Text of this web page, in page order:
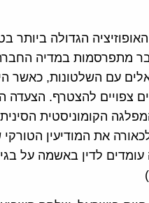
הגדולה ביותר
מתפרסמות במדיה
עם השלטונות, כאשר
את המודיעין
לדין באשמה על